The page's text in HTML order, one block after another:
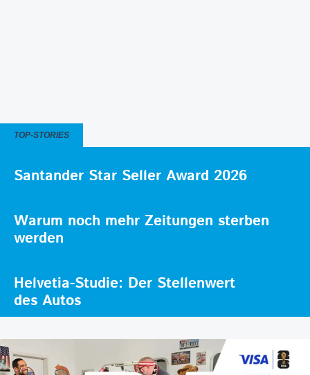
TOP-STORIES
Santander Star Seller Award 2026
Warum noch mehr Zeitungen sterben
werden
Helvetia-Studie: Der Stellenwert
des Autos